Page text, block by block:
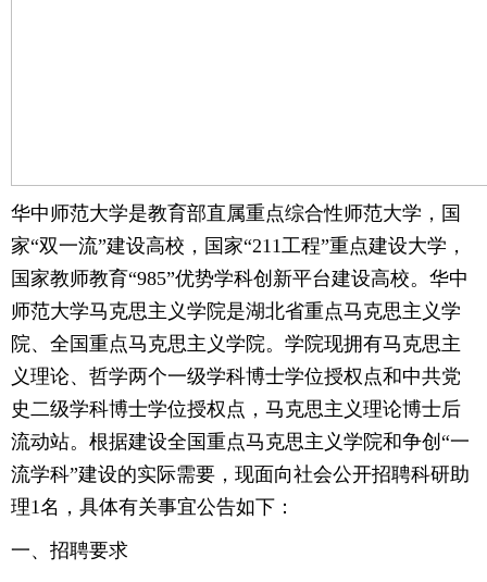
华中师范大学是教育部直属重点综合性师范大学，国
家“双一流”建设高校，国家“211工程”重点建设大学，
国家教师教育“985”优势学科创新平台建设高校。华中
师范大学马克思主义学院是湖北省重点马克思主义学
院、全国重点马克思主义学院。学院现拥有马克思主
义理论、哲学两个一级学科博士学位授权点和中共党
史二级学科博士学位授权点，马克思主义理论博士后
流动站。根据建设全国重点马克思主义学院和争创“一
流学科”建设的实际需要，现面向社会公开招聘科研助
理1名，具体有关事宜公告如下：
一、招聘要求